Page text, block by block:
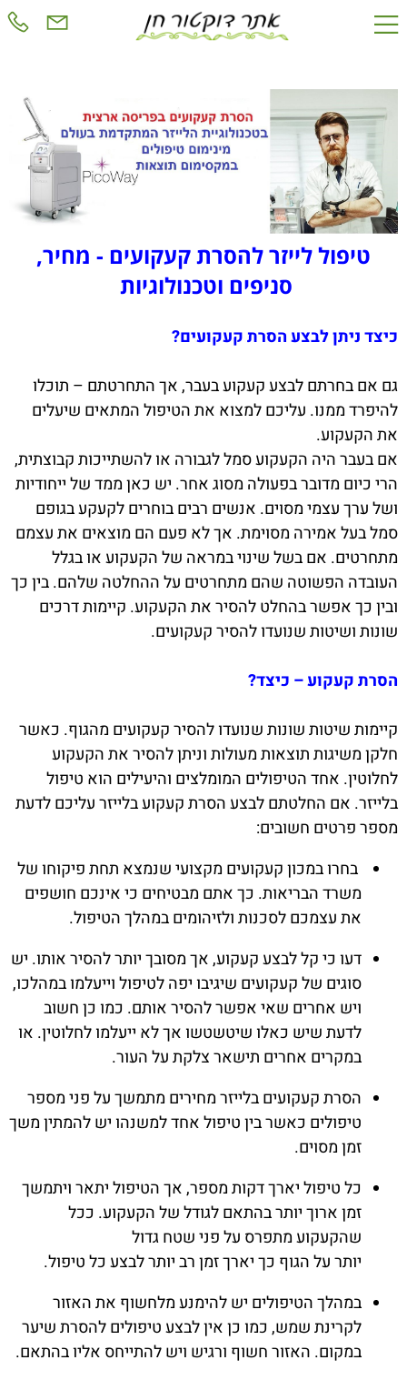
טיפול לייזר להסרת קעקועים - מחיר,
סניפים וטכנולוגיות
כיצד ניתן לבצע הסרת קעקועים?
גם אם בחרתם לבצע קעקוע בעבר, אך התחרטתם – תוכלו
להיפרד ממנו. עליכם למצוא את הטיפול המתאים שיעלים
את הקעקוע.
אם בעבר היה הקעקוע סמל לגבורה או להשתייכות קבוצתית,
הרי כיום מדובר בפעולה מסוג אחר. יש כאן ממד של ייחודיות
ושל ערך עצמי מסוים. אנשים רבים בוחרים לקעקע בגופם
סמל בעל אמירה מסוימת. אך לא פעם הם מוצאים את עצמם
מתחרטים. אם בשל שינוי במראה של הקעקוע או בגלל
העובדה הפשוטה שהם מתחרטים על ההחלטה שלהם. בין כך
ובין כך אפשר בהחלט להסיר את הקעקוע. קיימות דרכים
שונות ושיטות שנועדו להסיר קעקועים.
הסרת קעקוע – כיצד?
קיימות שיטות שונות שנועדו להסיר קעקועים מהגוף. כאשר
חלקן משיגות תוצאות מעולות וניתן להסיר את הקעקוע
לחלוטין. אחד הטיפולים המומלצים והיעילים הוא טיפול
בלייזר. אם החלטתם לבצע הסרת קעקוע בלייזר עליכם לדעת
מספר פרטים חשובים:
בחרו במכון קעקועים מקצועי שנמצא תחת פיקוחו של
משרד הבריאות. כך אתם מבטיחים כי אינכם חושפים
את עצמכם לסכנות ולזיהומים במהלך הטיפול.
דעו כי קל לבצע קעקוע, אך מסובך יותר להסיר אותו. יש
סוגים של קעקועים שיגיבו יפה לטיפול וייעלמו במהלכו,
ויש אחרים שאי אפשר להסיר אותם. כמו כן חשוב
לדעת שיש כאלו שיטשטשו אך לא ייעלמו לחלוטין. או
במקרים אחרים תישאר צלקת על העור.
הסרת קעקועים בלייזר מחירים מתמשך על פני מספר
טיפולים כאשר בין טיפול אחד למשנהו יש להמתין משך
זמן מסוים.
כל טיפול יארך דקות מספר, אך הטיפול יתאר ויתמשך
זמן ארוך יותר בהתאם לגודל של הקעקוע. ככל
שהקעקוע מתפרס על פני שטח גדול
יותר על הגוף כך יארך זמן רב יותר לבצע כל טיפול.
במהלך הטיפולים יש להימנע מלחשוף את האזור
לקרינת שמש, כמו כן אין לבצע טיפולים להסרת שיער
במקום. האזור חשוף ורגיש ויש להתייחס אליו בהתאם.